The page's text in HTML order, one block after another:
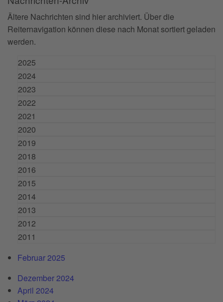
Ältere Nachrichten sind hier archiviert. Über die
Reiternavigation können diese nach Monat sortiert geladen
werden.
2025
2024
2023
2022
2021
2020
2019
2018
2016
2015
2014
2013
2012
2011
Februar 2025
Dezember 2024
April 2024